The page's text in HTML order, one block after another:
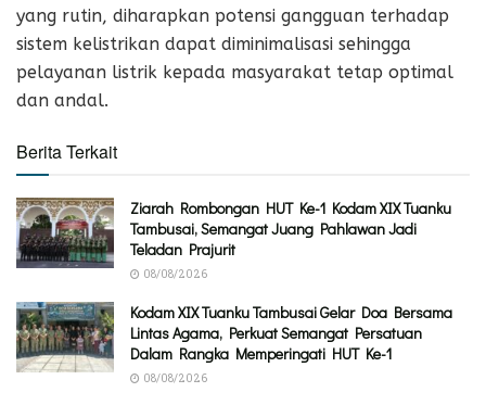
yang rutin, diharapkan potensi gangguan terhadap
sistem kelistrikan dapat diminimalisasi sehingga
pelayanan listrik kepada masyarakat tetap optimal
dan andal.
Berita Terkait
Ziarah Rombongan HUT Ke-1 Kodam XIX Tuanku
Tambusai, Semangat Juang Pahlawan Jadi
Teladan Prajurit
08/08/2026
Kodam XIX Tuanku Tambusai Gelar Doa Bersama
Lintas Agama, Perkuat Semangat Persatuan
Dalam Rangka Memperingati HUT Ke-1
08/08/2026